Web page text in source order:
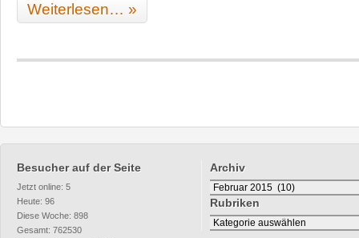
Weiterlesen… »
Besucher auf der Seite
Jetzt online: 5
Heute: 96
Diese Woche: 898
Gesamt: 762530
Archiv
Archiv
Rubriken
Rubriken